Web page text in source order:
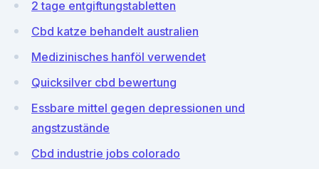
2 tage entgiftungstabletten
Cbd katze behandelt australien
Medizinisches hanföl verwendet
Quicksilver cbd bewertung
Essbare mittel gegen depressionen und
angstzustände
Cbd industrie jobs colorado